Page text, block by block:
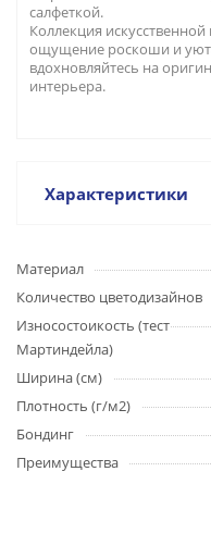
салфеткой.
Коллекция
ощущение роскоши и
вдохновляйтесь на
интерьера.
Характеристики
Материал
Количество цветодизайнов
Износостоикость (тест
Мартиндейла)
Ширина (см)
Плотность (г/м2)
Бондинг
Преимущества